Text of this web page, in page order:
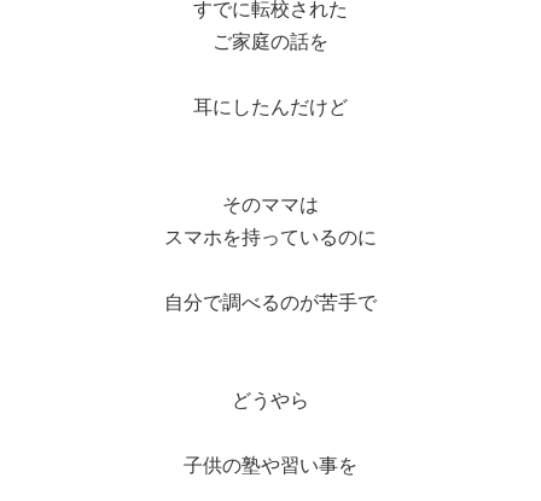
すでに転校された
ご家庭の話を
耳にしたんだけど
そのママは
スマホを持っているのに
自分で調べるのが苦手で
どうやら
子供の塾や習い事を